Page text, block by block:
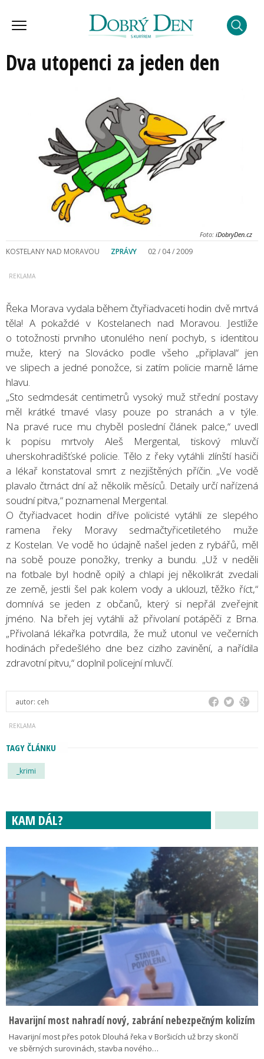
Dva utopenci za jeden den
Foto: iDobryDen.cz
KOSTELANY NAD MORAVOU ZPRÁVY 02 / 04 / 2009
Řeka Morava vydala během čtyřiadvaceti hodin dvě mrtvá
těla! A pokaždé v Kostelanech nad Moravou. Jestliže
o totožnosti prvního utonulého není pochyb, s identitou
muže, který na Slovácko podle všeho „připlaval“ jen
ve slipech a jedné ponožce, si zatím policie marně láme
hlavu.
„Sto sedmdesát centimetrů vysoký muž střední postavy
měl krátké tmavé vlasy pouze po stranách a v týle.
Na pravé ruce mu chyběl poslední článek palce,“ uvedl
k popisu mrtvoly Aleš Mergental, tiskový mluvčí
uherskohradišťské policie. Tělo z řeky vytáhli zlínští hasiči
a lékař konstatoval smrt z nezjištěných příčin. „Ve vodě
plavalo čtrnáct dní až několik měsíců. Detaily určí nařízená
soudní pitva,“ poznamenal Mergental.
O čtyřiadvacet hodin dříve policisté vytáhli ze slepého
ramena řeky Moravy sedmačtyřicetiletého muže
z Kostelan. Ve vodě ho údajně našel jeden z rybářů, měl
na sobě pouze ponožky, trenky a bundu. „Už v neděli
na fotbale byl hodně opilý a chlapi jej několikrát zvedali
ze země, jestli šel pak kolem vody a uklouzl, těžko říct,“
domnívá se jeden z občanů, který si nepřál zveřejnit
jméno. Na břeh jej vytáhli až přivolaní potápěči z Brna.
„Přivolaná lékařka potvrdila, že muž utonul ve večerních
hodinách předešlého dne bez cizího zavinění, a nařídila
zdravotní pitvu,“ doplnil policejní mluvčí.
autor: ceh
TAGY ČLÁNKU
_krimi
KAM DÁL?
Havarijní most nahradí nový, zabrání nebezpečným kolizím
Havarijní most přes potok Dlouhá řeka v Boršicích už brzy skončí
ve sběrných surovinách, stavba nového…